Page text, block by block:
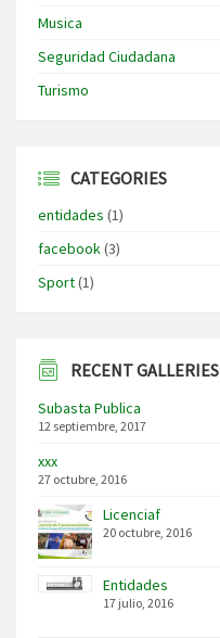
Musica
Seguridad Ciudadana
Turismo
CATEGORIES
entidades (1)
facebook(3)
Sport(1)
RECENT GALLERIES
Subasta Publica
12 septiembre, 2017
xxx
27 octubre, 2016
Licenciaf
20 octubre, 2016
Entidades
17 julio, 2016